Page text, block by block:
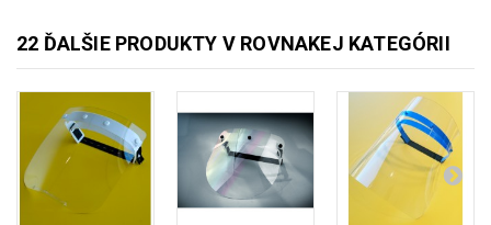
22 ĎALŠIE PRODUKTY V ROVNAKEJ KATEGÓRII